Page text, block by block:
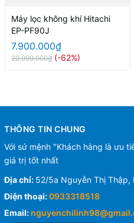
Máy lọc không khí Hitachi
EP-PF90J
7.900.000₫
20.999.000₫ (-62%)
THÔNG TIN CHUNG
Với sứ mệnh "Khách hàng là ưu
giá trị tốt nhất
Địa chỉ: 52/5a Nguyễn Thị Thập,
Điện thoại:0933318518
Email: